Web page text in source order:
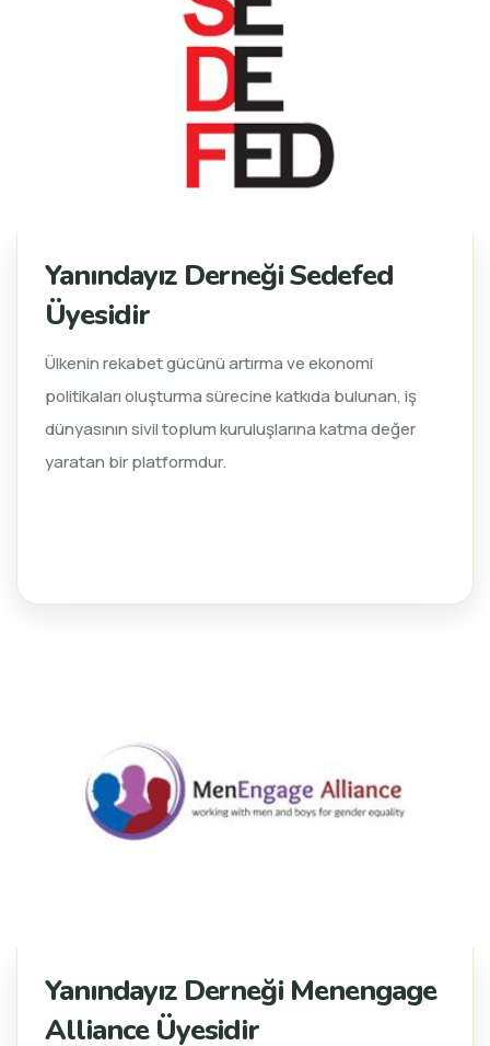
Yanındayız Derneği Sedefed
Üyesidir
Ülkenin rekabet gücünü artırma ve ekonomi
politikaları oluşturma sürecine katkıda bulunan, iş
dünyasının sivil toplum kuruluşlarına katma değer
yaratan bir platformdur.
Yanındayız Derneği Menengage
Alliance Üyesidir